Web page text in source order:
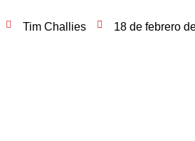
Tim Challies 18 de febrero